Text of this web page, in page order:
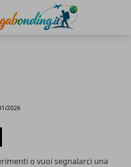
2026
o vuoi segnalarci una